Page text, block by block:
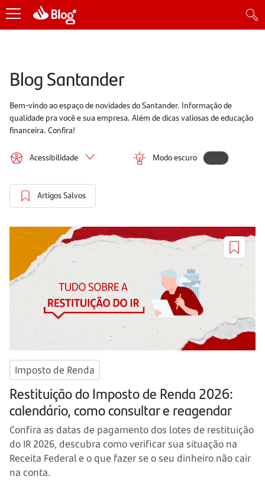
Blog Santander
Bem-vindo ao espaço de novidades do Santander. Informação de
qualidade pra você e sua empresa. Além de dicas valiosas de educação
financeira. Confira!
Acessibilidade Modo escuro
Artigos Salvos
Imposto de Renda
Restituição do Imposto de Renda 2026:
calendário, como consultar e reagendar
Confira as datas de pagamento dos lotes de restituição
do IR 2026, descubra como verificar sua situação na
Receita Federal e o que fazer se o seu dinheiro não cair
na conta.